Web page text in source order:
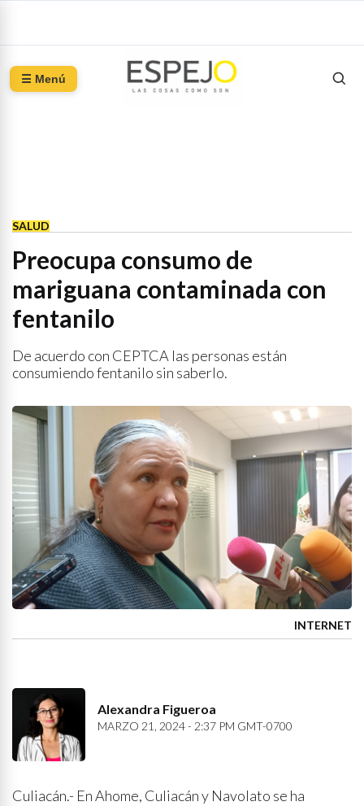
☰ Menú
SALUD
Preocupa consumo de
mariguana contaminada con
fentanilo
De acuerdo con CEPTCA las personas están
consumiendo fentanilo sin saberlo.
INTERNET
Alexandra Figueroa
MARZO 21, 2024 - 2:37 PM GMT-0700
Culiacán.- En Ahome, Culiacán y Navolato se ha